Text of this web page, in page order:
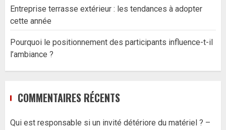
Entreprise terrasse extérieur : les tendances à adopter
cette année
Pourquoi le positionnement des participants influence-t-il
l’ambiance ?
COMMENTAIRES RÉCENTS
Qui est responsable si un invité détériore du matériel ? –